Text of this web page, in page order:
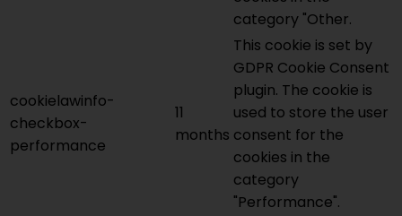
category "Other.
cookielawinfo-
checkbox-
performance
11
months
This cookie is set by
GDPR Cookie Consent
plugin. The cookie is
used to store the user
consent for the
cookies in the
category
"Performance".